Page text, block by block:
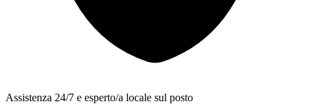
Assistenza 24/7 e esperto/a locale sul posto